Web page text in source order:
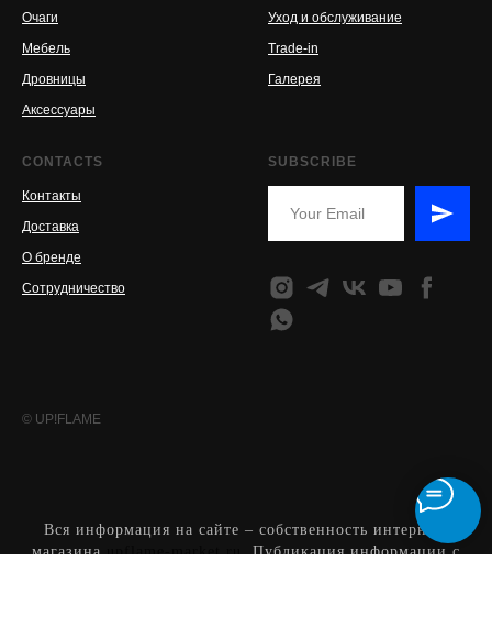
Очаги
Мебель
Дровницы
Аксессуары
Уход и обслуживание
Trade-in
Галерея
CONTACTS
Контакты
Доставка
О бренде
Сотрудничество
SUBSCRIBE
© UP!FLAME
Вся информация на сайте – собственность интернет-
магазинаupflame-market.ru. Публикация информации с